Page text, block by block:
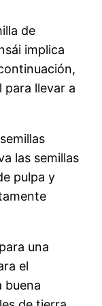
de
implica
para llevar a
las semillas
pulpa y
una
el
buena